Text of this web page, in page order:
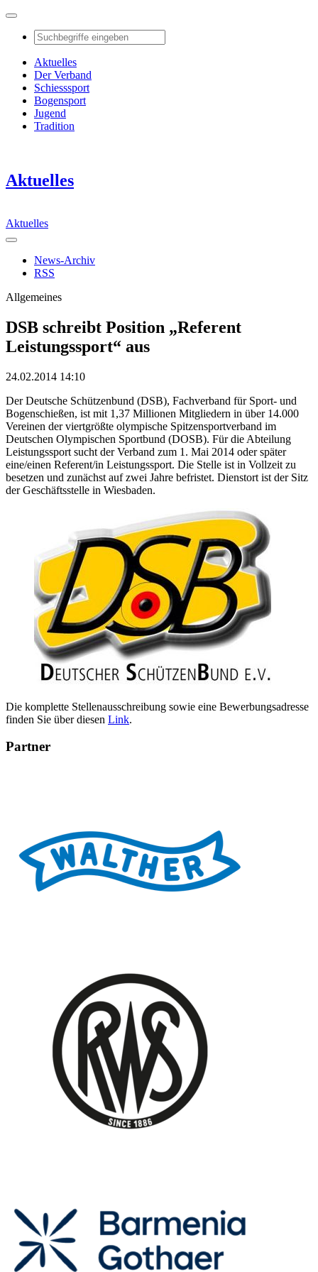
Aktuelles
Der Verband
Schiesssport
Bogensport
Jugend
Tradition
Aktuelles
Aktuelles
News-Archiv
RSS
Allgemeines
DSB schreibt Position „Referent
Leistungssport“ aus
24.02.2014 14:10
Der Deutsche Schützenbund (DSB), Fachverband für Sport- und
Bogenschießen, ist mit 1,37 Millionen Mitgliedern in über 14.000
Vereinen der viertgrößte olympische Spitzensportverband im
Deutschen Olympischen Sportbund (DOSB). Für die Abteilung
Leistungssport sucht der Verband zum 1. Mai 2014 oder später
eine/einen Referent/in Leistungssport. Die Stelle ist in Vollzeit zu
besetzen und zunächst auf zwei Jahre befristet. Dienstort ist der Sitz
der Geschäftsstelle in Wiesbaden.
Die komplette Stellenausschreibung sowie eine Bewerbungsadresse
finden Sie über diesen Link.
Partner